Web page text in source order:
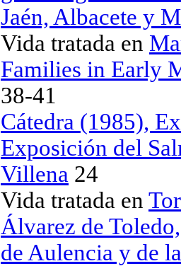
Jaén, Albacete y
Vida tratada en
Families in Early
38-41
Cátedra (1985),
Exposición del
Villena 24
Vida tratada en
Álvarez de
de Aulencia y de